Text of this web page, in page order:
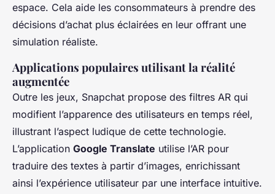
espace. Cela aide les consommateurs à prendre des
décisions d’achat plus éclairées en leur offrant une
simulation réaliste.
Applications populaires utilisant la réalité
augmentée
Outre les jeux, Snapchat propose des filtres AR qui
modifient l’apparence des utilisateurs en temps réel,
illustrant l’aspect ludique de cette technologie.
L’application Google Translate utilise l’AR pour
traduire des textes à partir d’images, enrichissant
ainsi l’expérience utilisateur par une interface intuitive.